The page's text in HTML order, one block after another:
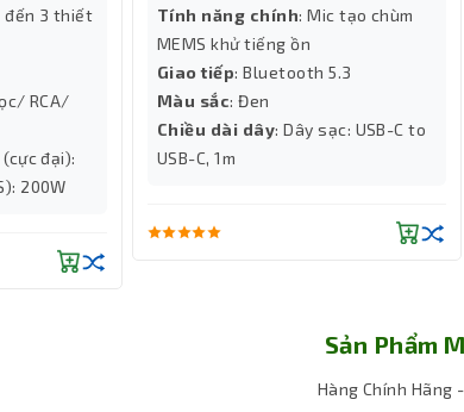
đến 3 thiết
RCA/
đại):
200W
Tính năng chính: Mic tạo chùm
MEMS khử tiếng ồn
Giao tiếp: Bluetooth 5.3
Màu sắc: Đen
Chiều dài dây: Dây sạc: USB-C to
USB-C, 1m
Sản Phẩm
Hàng Chính Hãng